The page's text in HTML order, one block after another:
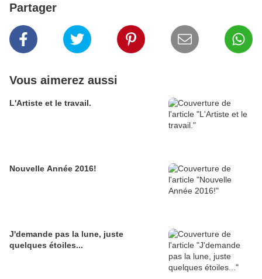
Partager
Vous aimerez aussi
L'Artiste et le travail.
Nouvelle Année 2016!
J'demande pas la lune, juste
quelques étoiles...